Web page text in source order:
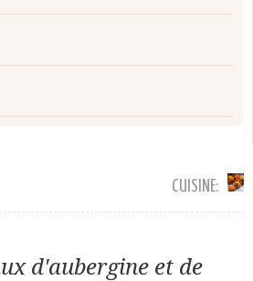
CUISINE:
d'aubergine et de